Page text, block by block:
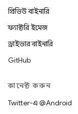
প্রিভিউ বাইনারি
ফ্যাক্টরি ইমেজ
ড্রাইভার বাইনারি
GitHub
কানেক্ট করুন
Twitter-এ @Android